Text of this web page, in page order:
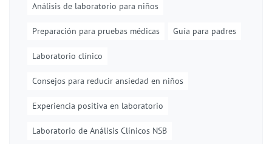
Análisis de laboratorio para niños
Preparación para pruebas médicas Guía para padres
Laboratorio clínico
Consejos para reducir ansiedad en niños
Experiencia positiva en laboratorio
Laboratorio de Análisis Clínicos NSB